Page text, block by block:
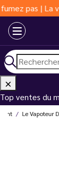
| La vente
Top ventes du
Le Vapoteur